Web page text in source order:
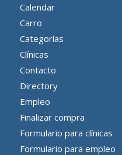
Calendar
Carro
Categorías
Clínicas
Contacto
Directory
Empleo
Finalizar compra
Formulario para clínicas
Formulario para empleo